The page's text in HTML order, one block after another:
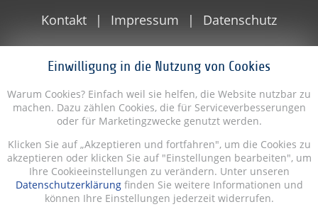
Einwilligung in die Nutzung von Cookies
Warum Cookies? Einfach weil sie helfen, die Website nutzbar zu
machen. Dazu zählen Cookies, die für Serviceverbesserungen
oder für Marketingzwecke genutzt werden.
Klicken Sie auf „Akzeptieren und fortfahren", um die Cookies zu
akzeptieren oder klicken Sie auf "Einstellungen bearbeiten", um
Ihre Cookieeinstellungen zu verändern. Unter unseren
Datenschutzerklärungfinden Sie weitere Informationen und
können Ihre Einstellungen jederzeit widerrufen.
Kontakt Impressum Datenschutz